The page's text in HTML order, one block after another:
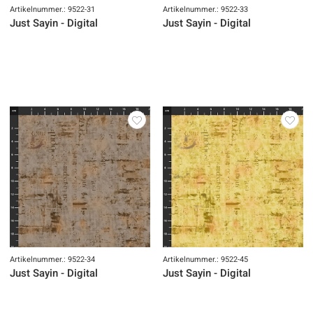
Artikelnummer.: 9522-31
Just Sayin - Digital
Artikelnummer.: 9522-33
Just Sayin - Digital
Artikelnummer.: 9522-34
Just Sayin - Digital
Artikelnummer.: 9522-45
Just Sayin - Digital